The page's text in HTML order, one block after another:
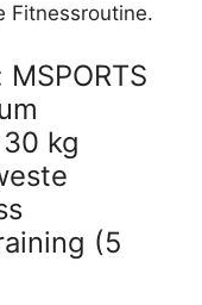
Fitnessroutine.
kg
(5